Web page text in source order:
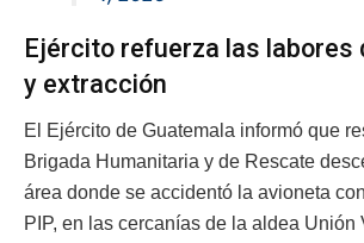
Ejército refuerza las labores
y extracción
El Ejército de Guatemala informó que
Brigada Humanitaria y de Rescate
área donde se accidentó la avioneta
PIP, en las cercanías de la aldea Unión